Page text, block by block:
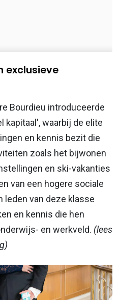
exclusieve
Bourdieu introduceerde
kapitaal', waarbij de elite
en kennis bezit die
zoals het bijwonen
en ski-vakanties
van een hogere sociale
leden van deze klasse
en kennis die hen
en werkveld.​ (lees